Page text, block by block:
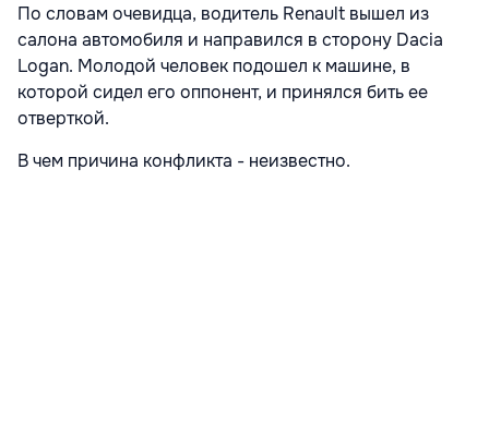
По словам очевидца, водитель Renault вышел из
салона автомобиля и направился в сторону Dacia
Logan. Молодой человек подошел к машине, в
которой сидел его оппонент, и принялся бить ее
отверткой.
В чем причина конфликта - неизвестно.